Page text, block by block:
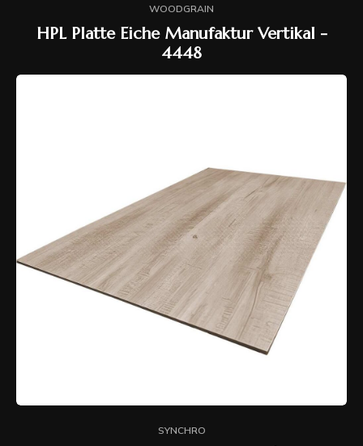
WOODGRAIN
HPL Platte Eiche Manufaktur Vertikal -
4448
SYNCHRO